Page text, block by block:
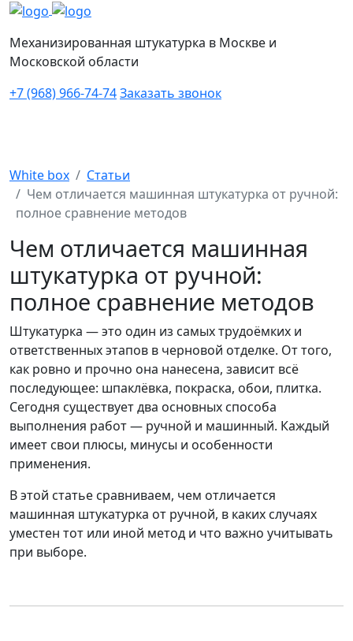
Механизированная штукатурка в Москве и
Московской области
+7 (968) 966-74-74Заказать звонок
White box
Статьи
Чем отличается машинная штукатурка от ручной:
полное сравнение методов
Чем отличается машинная
штукатурка от ручной:
полное сравнение методов
Штукатурка — это один из самых трудоёмких и
ответственных этапов в черновой отделке. От того,
как ровно и прочно она нанесена, зависит всё
последующее: шпаклёвка, покраска, обои, плитка.
Сегодня существует два основных способа
выполнения работ — ручной и машинный. Каждый
имеет свои плюсы, минусы и особенности
применения.
В этой статье сравниваем, чем отличается
машинная штукатурка от ручной, в каких случаях
уместен тот или иной метод и что важно учитывать
при выборе.